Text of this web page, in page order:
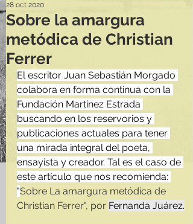
Sobre la amargura
metódica de Christian
Ferrer
28 oct 2020
El escritor Juan Sebastián Morgado
colabora en forma continua con la
Fundación Martínez Estrada
buscando en los reservorios y
publicaciones actuales para tener
una mirada integral del poeta,
ensayista y creador. Tal es el caso de
este artículo que nos recomienda:
"Sobre La amargura metódica de
Christian Ferrer", por Fernanda Juárez.